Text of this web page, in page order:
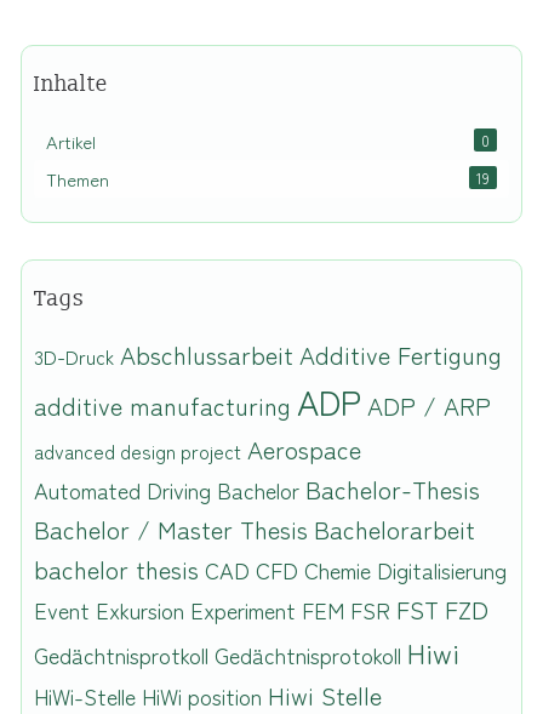
Inhalte
Artikel 0
Themen 19
Tags
3D-Druck Abschlussarbeit Additive Fertigung
additive manufacturing ADP ADP / ARP
advanced design project Aerospace
Automated Driving Bachelor Bachelor-Thesis
Bachelor / Master Thesis Bachelorarbeit
bachelor thesis CAD CFD Chemie Digitalisierung
Event Exkursion Experiment FEM FSR FST FZD
Gedächtnisprotkoll Gedächtnisprotokoll Hiwi
HiWi-Stelle HiWi position Hiwi Stelle